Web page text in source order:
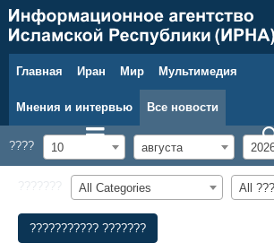
10 августа 2026 г.
Главная Иран Мир Мультимедия
Мнения и интервью Все новости
???? 10 августа
All Categories All
??????????? ???????